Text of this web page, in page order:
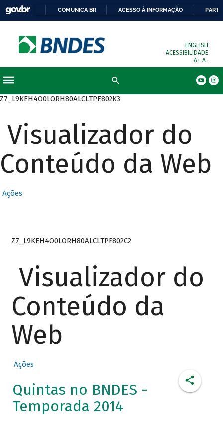
COMUNICA BR ACESSO À INFORMAÇÃO
ENGLISH
ACESSIBILIDADE
A+ A-
Z7_L9KEH4O0LORH80ALCLTPF802K3
Visualizador do
Conteúdo da Web
Ações
Z7_L9KEH4O0LORH80ALCLTPF802C2
Visualizador do
Conteúdo da
Web
Ações
Quintas no BNDES -
Temporada 2014